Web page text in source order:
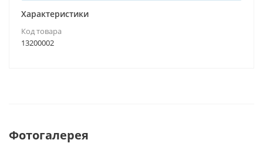
Характеристики
Код товара
13200002
Фотогалерея